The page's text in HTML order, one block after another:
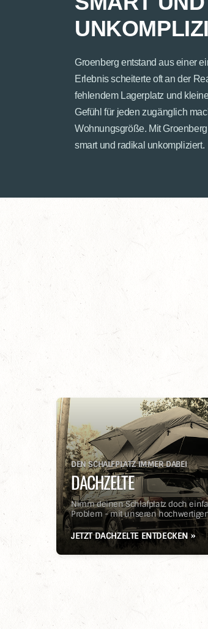
Groenberg entstand aus einer
Erlebnis scheiterte oft an der
fehlendem Lagerplatz und
Gefühl für jeden zugänglich
Wohnungsgröße. Mit
smart und radikal unkompliziert.
DEN SCHALFPLATZ IMMER DABEI
DACHZELTE
Nimm deinen Schlafplatz doch
Problem - mit unseren
JETZT DACHZELTE ENTDECKEN »